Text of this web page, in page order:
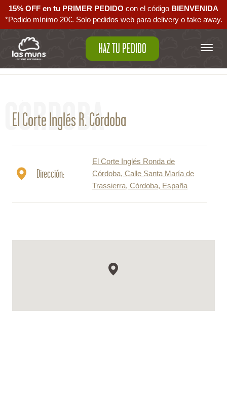
15% OFF en tu PRIMER PEDIDO con el código ‪ BIENVENIDA‬
*Pedido mínimo 20€. Solo pedidos web para delivery o take away.
HAZ TU PEDIDO
Volver al mapa
CÓRDOBA
El Corte Inglés R. Córdoba
Dirección:
El Corte Inglés Ronda de
Córdoba, Calle Santa María de
Trassierra, Córdoba, España